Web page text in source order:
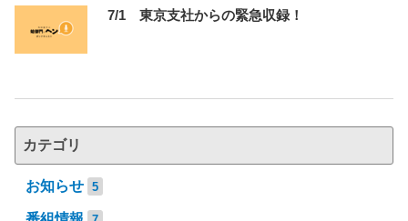
7/1 東京支社からの緊急収録！
カテゴリ
お知らせ 5